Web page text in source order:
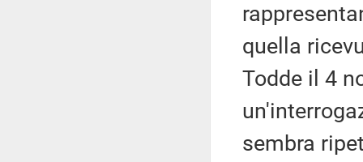
quella
Todde il 4
sembra